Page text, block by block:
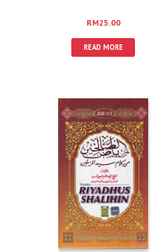
RM25.00
READ MORE